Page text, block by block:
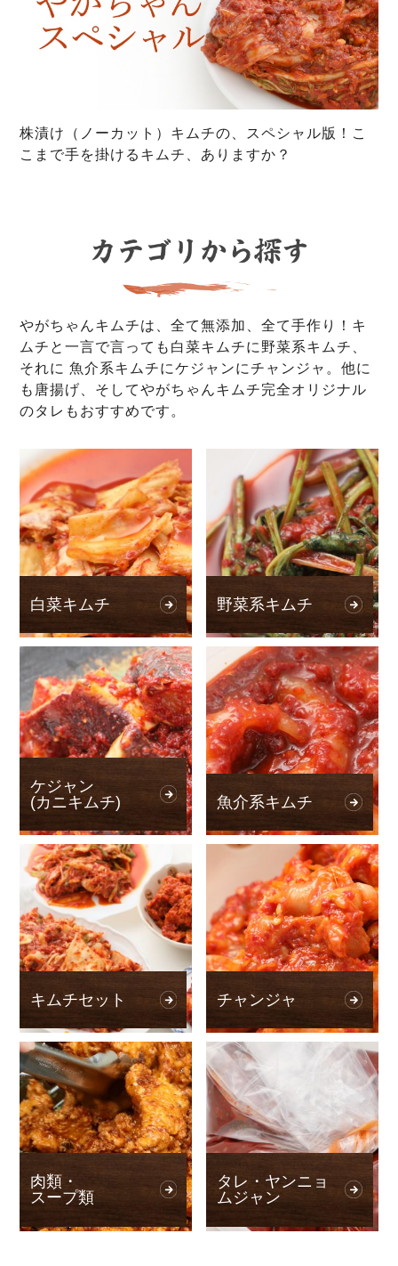
株漬け（ノーカット）キムチの、スペシャル版！こ
こまで手を掛けるキムチ、ありますか？
やがちゃんキムチは、全て無添加、全て手作り！キ
ムチと一言で言っても白菜キムチに野菜系キムチ、
それに 魚介系キムチにケジャンにチャンジャ。他に
も唐揚げ、そしてやがちゃんキムチ完全オリジナル
のタレもおすすめです。
白菜キムチ 野菜系キムチ
ケジャン
(カニキムチ)
魚介系キムチ
キムチセット チャンジャ
肉類・
スープ類
タレ・ヤンニョ
ムジャン